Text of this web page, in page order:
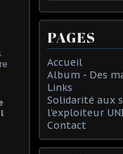
PAGES
Accueil
Album - Des
Links
Solidarité aux
l'exploiteur
Contact